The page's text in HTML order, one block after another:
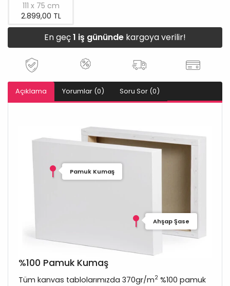
111 x 75 cm
2.899,00 TL
En geç1 iş gününde kargoya verilir!
Açıklama Yorumlar (0) Soru Sor (0)
Pamuk Kumaş
Ahşap Şase
%100 Pamuk Kumaş
Tüm kanvas tablolarımızda 370gr/m2 %100 pamuk